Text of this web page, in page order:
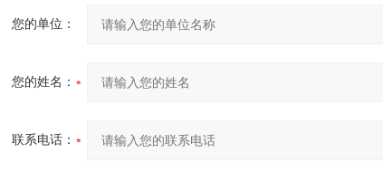
您的单位：
您的姓名：
联系电话：